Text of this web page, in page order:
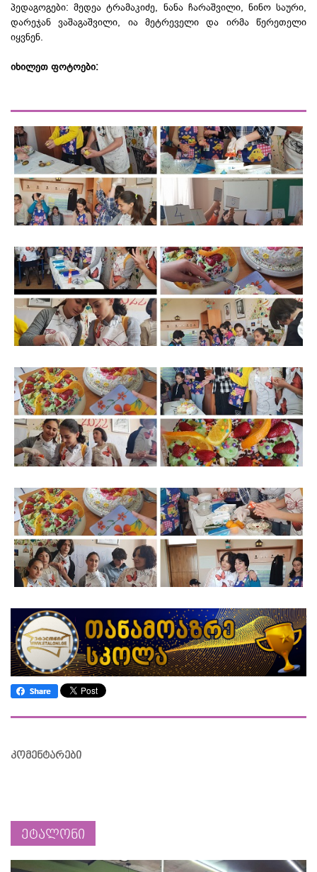
პედაგოგები: მედეა ტრამაკიძე, ნანა ჩარაშვილი, ნინო საური,
დარეჯან ვაშაგაშვილი, ია მეტრეველი და ირმა წერეთელი
იყვნენ.
იხილეთ ფოტოები:
კომენტარები
ეტალონი